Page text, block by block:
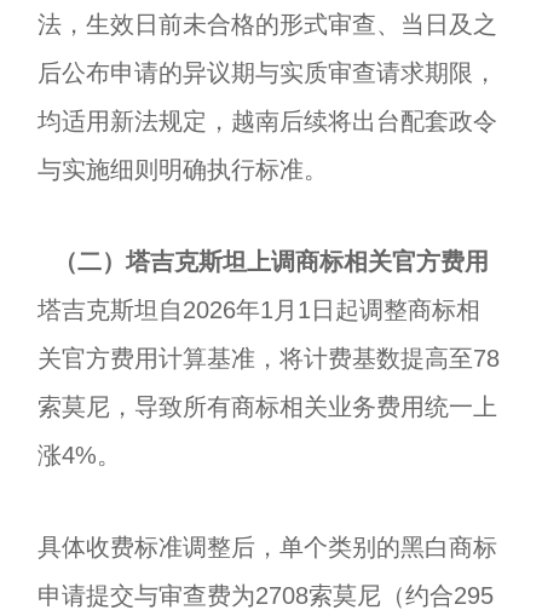
法，生效日前未合格的形式审查、当日及之
后公布申请的异议期与实质审查请求期限，
均适用新法规定，越南后续将出台配套政令
与实施细则明确执行标准。
（二）塔吉克斯坦上调商标相关官方费用
塔吉克斯坦自2026年1月1日起调整商标相
关官方费用计算基准，将计费基数提高至78
索莫尼，导致所有商标相关业务费用统一上
涨4%。
具体收费标准调整后，单个类别的黑白商标
申请提交与审查费为2708索莫尼（约合295